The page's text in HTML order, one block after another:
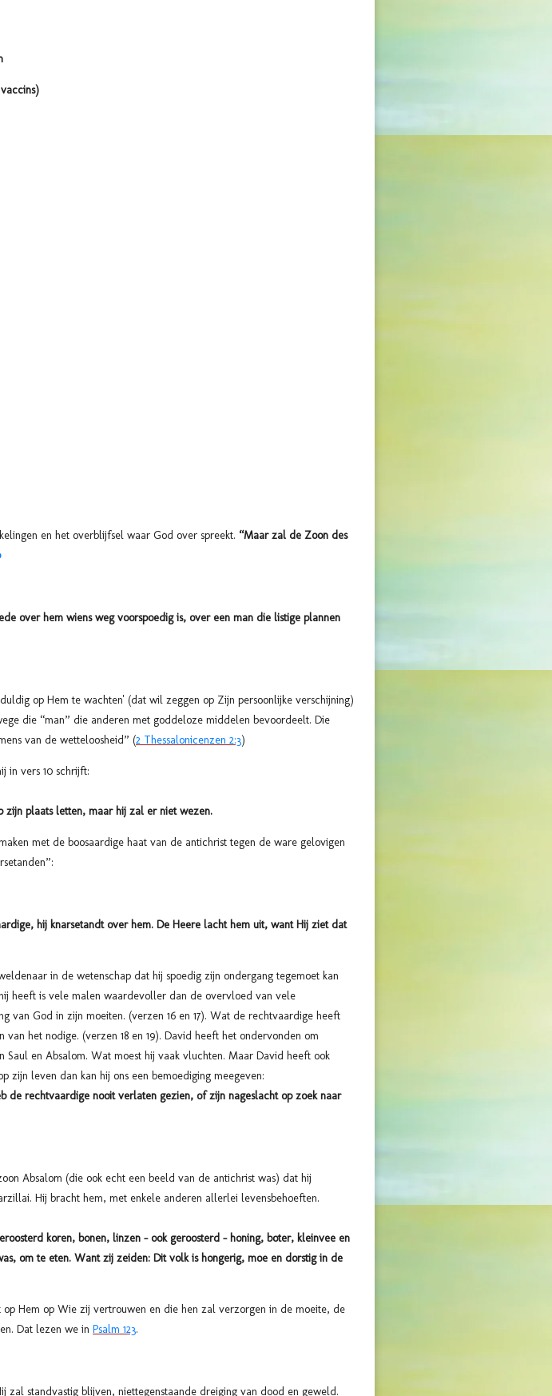
en het overblijfsel waar God over spreekt. “Maar zal de Zoon des
over hem wiens weg voorspoedig is, over een man die listige plannen
op Hem te wachten' (dat wil zeggen op Zijn persoonlijke verschijning)
die “man” die anderen met goddeloze middelen bevoordeelt. Die
van de wetteloosheid” (2 Thessalonicenzen 2:3)
in vers 10 schrijft:
plaats letten, maar hij zal er niet wezen.
met de boosaardige haat van de antichrist tegen de ware gelovigen
hij knarsetandt over hem. De Heere lacht hem uit, want Hij ziet dat
in de wetenschap dat hij spoedig zijn ondergang tegemoet kan
heeft is vele malen waardevoller dan de overvloed van vele
God in zijn moeiten. (verzen 16 en 17). Wat de rechtvaardige heeft
het nodige. (verzen 18 en 19). David heeft het ondervonden om
en Absalom. Wat moest hij vaak vluchten. Maar David heeft ook
zijn leven dan kan hij ons een bemoediging meegeven:
de rechtvaardige nooit verlaten gezien, of zijn nageslacht op zoek naar
Absalom (die ook echt een beeld van de antichrist was) dat hij
Hij bracht hem, met enkele anderen allerlei levensbehoeften.
koren, bonen, linzen – ook geroosterd – honing, boter, kleinvee en
om te eten. Want zij zeiden: Dit volk is hongerig, moe en dorstig in de
Hem op Wie zij vertrouwen en die hen zal verzorgen in de moeite, de
Dat lezen we in Psalm 123.
standvastig blijven, niettegenstaande dreiging van dood en geweld.